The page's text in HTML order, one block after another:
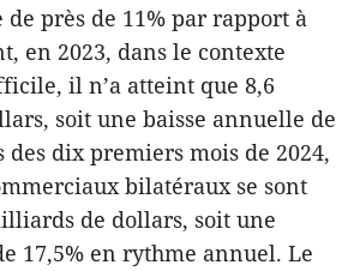
de près de 11% par rapport à
en 2023, dans le contexte
il n’a atteint que 8,6
soit une baisse annuelle de
des dix premiers mois de 2024,
bilatéraux se sont
de dollars, soit une
17,5% en rythme annuel. Le